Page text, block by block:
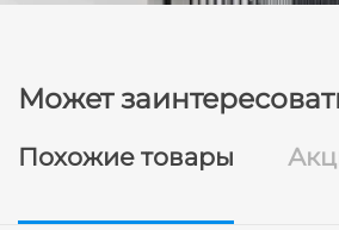
Может
Похожие товары